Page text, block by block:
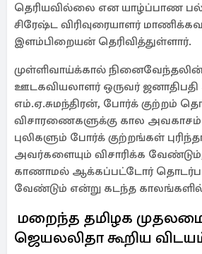
தெரியவில்லை என யாழ்ப்பாண
சிரேஷ்ட விரிவுரையாளர்
இளம்பிறையன் தெரிவித்துள்ளார்.
முள்ளிவாய்க்கால்
ஊடகவியலாளர் ஒருவர்
எம்.ஏ.சுமந்திரன், போர்க் குற்றம்
விசாரணைகளுக்கு கால அவகாசம்
புலிகளும் போர்க் குற்றங்கள்
அவர்களையும் விசாரிக்க
காணாமல் ஆக்கப்பட்டோர்
வேண்டும் என்று கடந்த காலங்களில்
மறைந்த தமிழக
ஜெயலலிதா கூறிய